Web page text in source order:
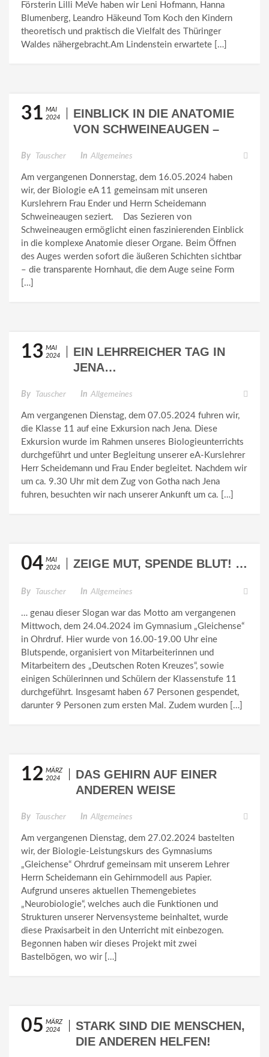
Försterin Lilli MeVe haben wir Leni Hofmann, Hanna
Blumenberg, Leandro Häkeund Tom Koch den Kindern
theoretisch und praktisch die Vielfalt des Thüringer
Waldes nähergebracht.Am Lindenstein erwartete […]
31 MAI
2024
EINBLICK IN DIE ANATOMIE
VON SCHWEINEAUGEN –
BIOLOGIESTUNDE
By Tauscher In Allgemeines
Am vergangenen Donnerstag, dem 16.05.2024 haben
wir, der Biologie eA 11 gemeinsam mit unseren
Kurslehrern Frau Ender und Herrn Scheidemann
Schweineaugen seziert. Das Sezieren von
Schweineaugen ermöglicht einen faszinierenden Einblick
in die komplexe Anatomie dieser Organe. Beim Öffnen
des Auges werden sofort die äußeren Schichten sichtbar
– die transparente Hornhaut, die dem Auge seine Form
[…]
13 MAI
2024
EIN LEHRREICHER TAG IN
JENA…
By Tauscher In Allgemeines
Am vergangenen Dienstag, dem 07.05.2024 fuhren wir,
die Klasse 11 auf eine Exkursion nach Jena. Diese
Exkursion wurde im Rahmen unseres Biologieunterrichts
durchgeführt und unter Begleitung unserer eA-Kurslehrer
Herr Scheidemann und Frau Ender begleitet. Nachdem wir
um ca. 9.30 Uhr mit dem Zug von Gotha nach Jena
fuhren, besuchten wir nach unserer Ankunft um ca. […]
04 MAI
2024
ZEIGE MUT, SPENDE BLUT! …
By Tauscher In Allgemeines
… genau dieser Slogan war das Motto am vergangenen
Mittwoch, dem 24.04.2024 im Gymnasium „Gleichense“
in Ohrdruf. Hier wurde von 16.00-19.00 Uhr eine
Blutspende, organisiert von Mitarbeiterinnen und
Mitarbeitern des „Deutschen Roten Kreuzes“, sowie
einigen Schülerinnen und Schülern der Klassenstufe 11
durchgeführt. Insgesamt haben 67 Personen gespendet,
darunter 9 Personen zum ersten Mal. Zudem wurden […]
12 MÄRZ
2024
DAS GEHIRN AUF EINER
ANDEREN WEISE
By Tauscher In Allgemeines
Am vergangenen Dienstag, dem 27.02.2024 bastelten
wir, der Biologie-Leistungskurs des Gymnasiums
„Gleichense“ Ohrdruf gemeinsam mit unserem Lehrer
Herrn Scheidemann ein Gehirnmodell aus Papier.
Aufgrund unseres aktuellen Themengebietes
„Neurobiologie“, welches auch die Funktionen und
Strukturen unserer Nervensysteme beinhaltet, wurde
diese Praxisarbeit in den Unterricht mit einbezogen.
Begonnen haben wir dieses Projekt mit zwei
Bastelbögen, wo wir […]
05 MÄRZ
2024
STARK SIND DIE MENSCHEN,
DIE ANDEREN HELFEN!